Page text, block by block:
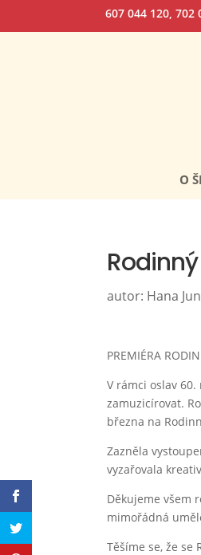
607 044 120, 702
O
autor: Hana
PREMIÉRA
V rámci oslav
zamuzicírovat.
března na
Zazněla
vyzařovala
Děkujeme všem
mimořádná
Těšíme se, že